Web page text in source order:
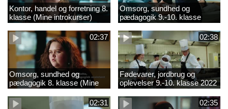
Kontor, handel og forretning 8.
klasse (Mine introkurser)
2022
Omsorg, sundhed og
pædagogik 9.-10. klasse
2022
02:37
Omsorg, sundhed og
pædagogik 8. klasse (Mine
introkurser) 2022
02:38
Fødevarer, jordbrug og
oplevelser 9.-10. klasse 2022
02:31 02:35